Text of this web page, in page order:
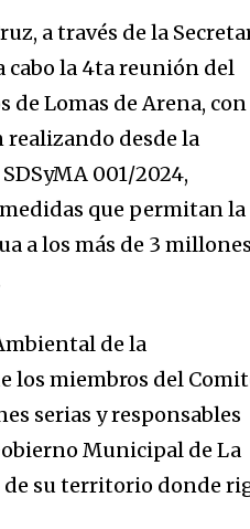
a través de la
cabo la 4ta reunión del
Lomas de Arena, con
desde la
001/2024,
que permitan la
a los más de 3 millones
de la
los miembros del
serias y responsables
Municipal de La
su territorio donde